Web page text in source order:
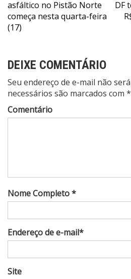
de
Post
asfáltico no Pistão Norte
começa nesta quarta-feira
(17)
DF
DEIXE COMENTÁRIO
Seu endereço de e-mail não
necessários são marcados com
Comentário
Nome Completo *
Endereço de e-mail*
Site